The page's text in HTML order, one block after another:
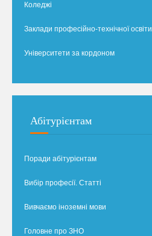
Коледжі
Заклади професійно-технічної освіти
Університети за кордоном
Абітурієнтам
Поради абітурієнтам
Вибір професії. Статті
Вивчаємо іноземні мови
Головне про ЗНО